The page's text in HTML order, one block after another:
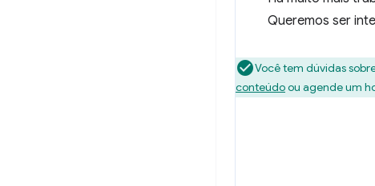
Queremos ser
Você tem dúvidas
conteúdoou agende um